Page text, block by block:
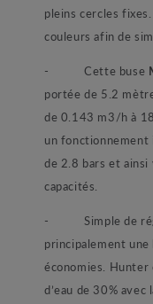
pleins cercles
couleurs afin de
- Cette buse
portée de 5.2
de 0.143 m3/h à
un fonctionnement
de 2.8 bars et
capacités.
- Simple de
principalement
économies.
d’eau de 30%